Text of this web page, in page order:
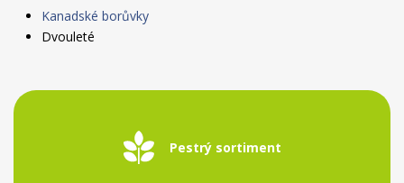
Kanadské borůvky
Dvouleté
Pestrý sortiment